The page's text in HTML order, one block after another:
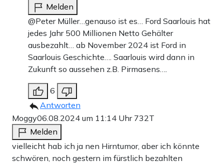
Melden
@Peter Müller…genauso ist es… Ford Saarlouis hat
jedes Jahr 500 Millionen Netto Gehälter
ausbezahlt… ab November 2024 ist Ford in
Saarlouis Geschichte…. Saarlouis wird dann in
Zukunft so aussehen z.B. Pirmasens….
6
Antworten
Moggy06.08.2024 um 11:14 Uhr 732T
Melden
vielleicht hab ich ja nen Hirntumor, aber ich könnte
schwören, noch gestern im fürstlich bezahlten